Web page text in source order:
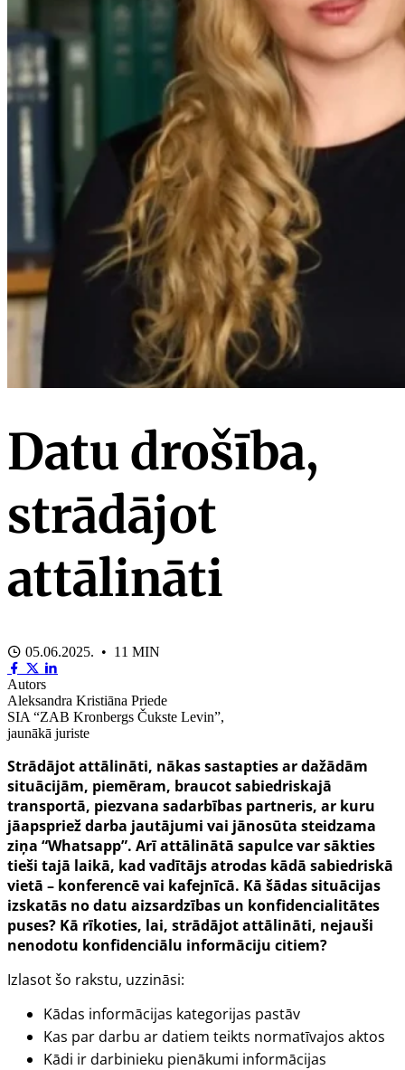
Datu drošība,
strādājot
attālināti
05.06.2025. • 11 MIN
Autors
Aleksandra Kristiāna Priede
SIA “ZAB Kronbergs Čukste Levin”,
jaunākā juriste
Strādājot attālināti, nākas sastapties ar dažādām
situācijām, piemēram, braucot sabiedriskajā
transportā, piezvana sadarbības partneris, ar kuru
jāapspriež darba jautājumi vai jānosūta steidzama
ziņa “Whatsapp”. Arī attālinātā sapulce var sākties
tieši tajā laikā, kad vadītājs atrodas kādā sabiedriskā
vietā – konferencē vai kafejnīcā. Kā šādas situācijas
izskatās no datu aizsardzības un konfidencialitātes
puses? Kā rīkoties, lai, strādājot attālināti, nejauši
nenodotu konfidenciālu informāciju citiem?
Izlasot šo rakstu, uzzināsi:
Kādas informācijas kategorijas pastāv
Kas par darbu ar datiem teikts normatīvajos aktos
Kādi ir darbinieku pienākumi informācijas